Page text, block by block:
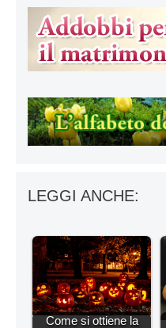
LEGGI ANCHE:
Come si ottiene la